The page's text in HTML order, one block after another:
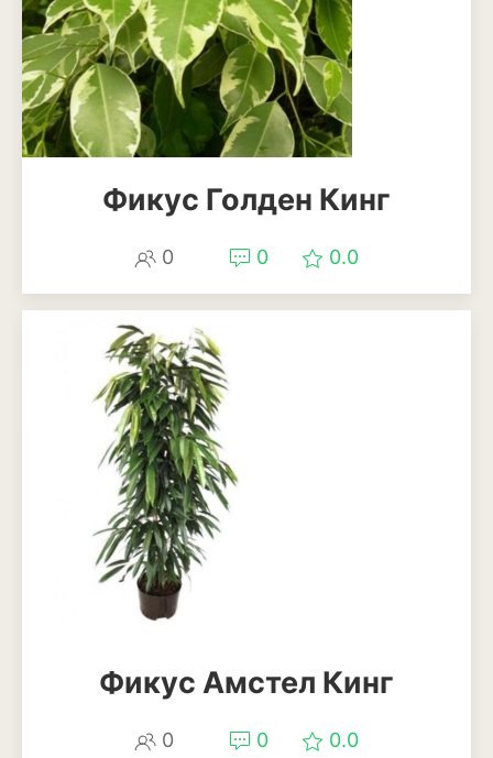
Лаванда
Мелисса
Мята
Петрушка
Рукола или индау
Тимьян или чабрец
Шалфей или сальвия
Травы и злаки
Мискантус
перистощетинник
Фикус Голден Кинг
0 0 0.0
Фикус Амстел Кинг
0 0 0.0